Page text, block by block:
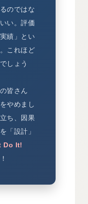
のではな
い。評価
績」とい
これほど
しょう
皆さん
やめまし
ち、因果
「設計」
Do It!